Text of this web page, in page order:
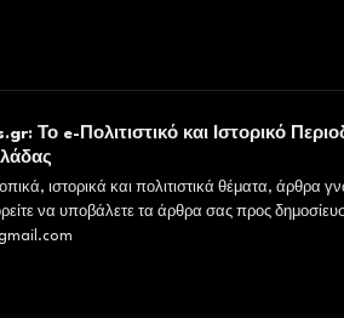
Το e-Πολιτιστικό και Ιστορικό
ιστορικά και πολιτιστικά θέματα, άρθρα
να υποβάλετε τα άρθρα σας προς